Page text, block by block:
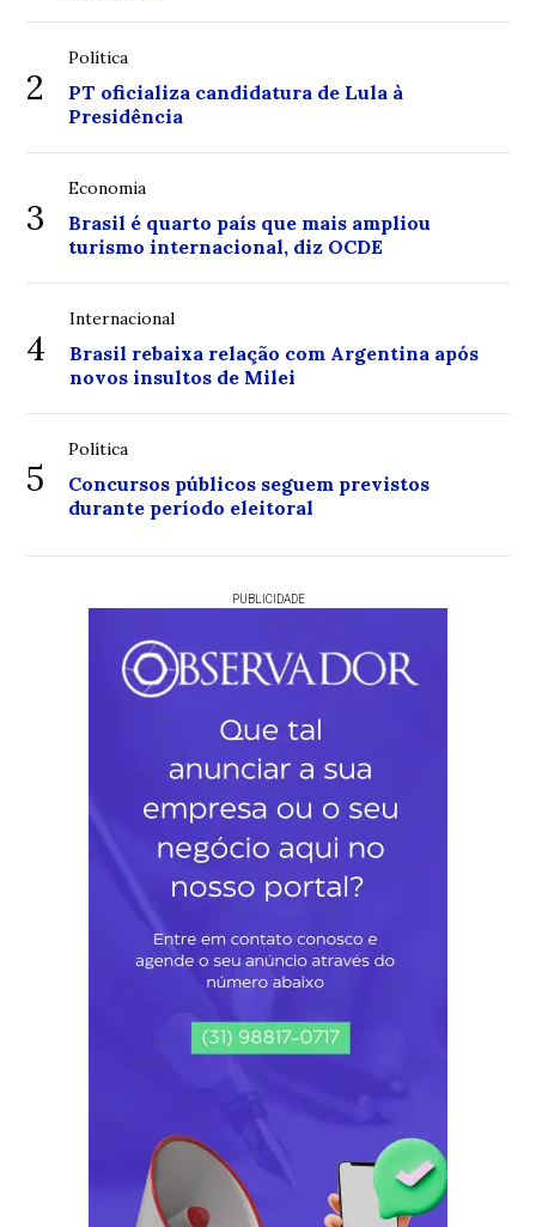
2
Política
PT oficializa candidatura de Lula à
Presidência
3
Economia
Brasil é quarto país que mais ampliou
turismo internacional, diz OCDE
4
Internacional
Brasil rebaixa relação com Argentina após
novos insultos de Milei
5
Política
Concursos públicos seguem previstos
durante período eleitoral
PUBLICIDADE